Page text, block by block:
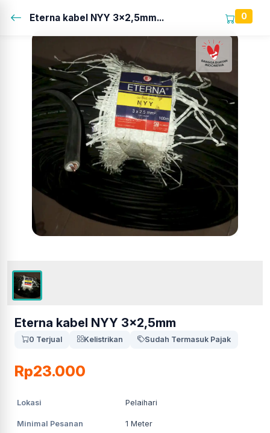
Eterna kabel NYY 3x2,5mm... 0
Eterna kabel NYY 3x2,5mm
0 Terjual Kelistrikan Sudah Termasuk Pajak
Rp23.000
Lokasi Pelaihari
Minimal Pesanan 1 Meter